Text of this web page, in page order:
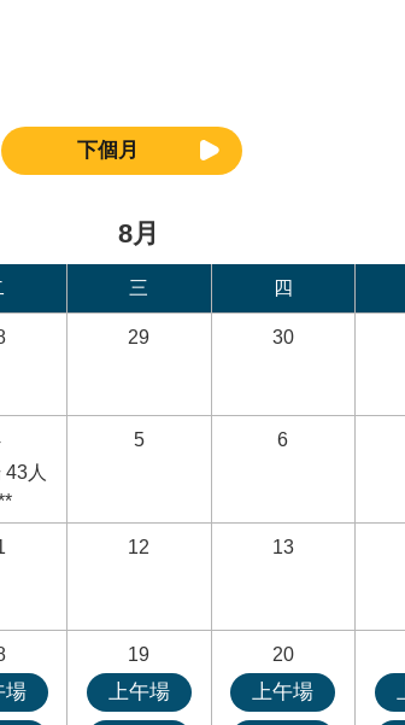
下個月
8月
三 四
29 30
人
5 6
12 13
場
19
上午場
20
上午場